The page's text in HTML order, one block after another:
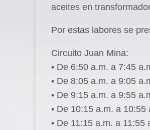
aceites en
Por estas labores se
Circuito Juan Mina:
• De 6:50 a.m. a 7:45
• De 8:05 a.m. a 9:05
• De 9:15 a.m. a 9:55
• De 10:15 a.m. a
• De 11:15 a.m. a